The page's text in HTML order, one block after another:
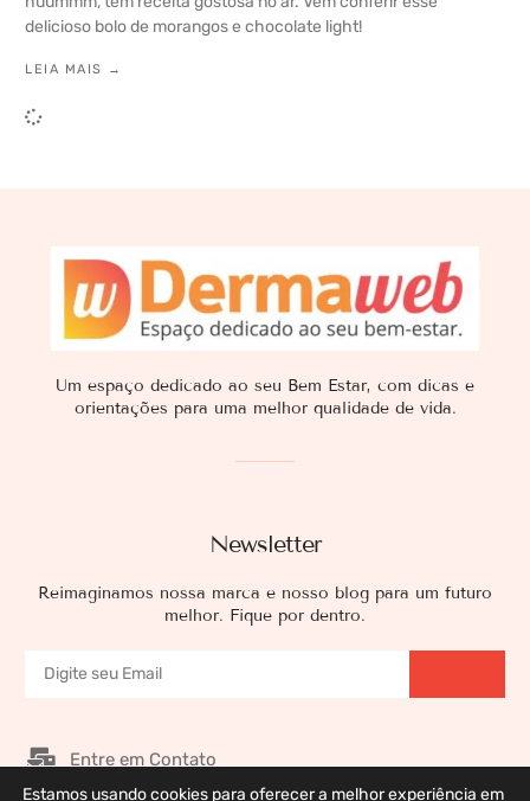
delicioso bolo de morangos e chocolate light!
LEIA MAIS →
Newsletter
Reimaginamos nossa marca e nosso blog para um futuro
melhor. Fique por dentro.
Um espaço dedicado ao seu Bem Estar, com dicas e
orientações para uma melhor qualidade de vida.
Entre em Contato
Estamos usando cookies para oferecer a melhor experiência em